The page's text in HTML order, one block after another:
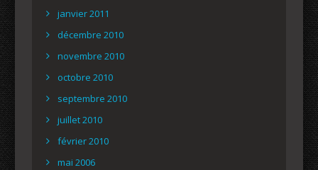
janvier 2011
décembre 2010
novembre 2010
octobre 2010
septembre 2010
juillet 2010
février 2010
mai 2006